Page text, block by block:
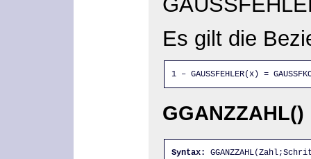
Es gilt die
1 – GAUSSFEHLER(x) =
GGANZZAHL()
Syntax: